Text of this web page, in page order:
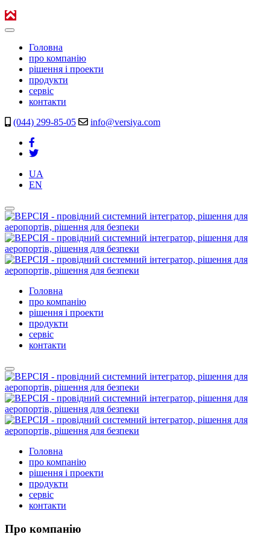
Головна
про компанію
рішення і проекти
продукти
сервіс
контакти
(044) 299-85-05
info@versiya.com
UA
EN
Головна
про компанію
рішення і проекти
продукти
сервіс
контакти
Головна
про компанію
рішення і проекти
продукти
сервіс
контакти
Про компанію